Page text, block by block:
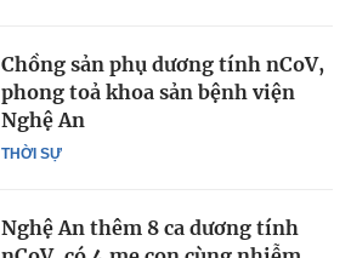
THỜI SỰ
Chồng sản phụ dương tính nCoV,
phong toả khoa sản bệnh viện
Nghệ An
Nghệ An thêm 8 ca dương tính